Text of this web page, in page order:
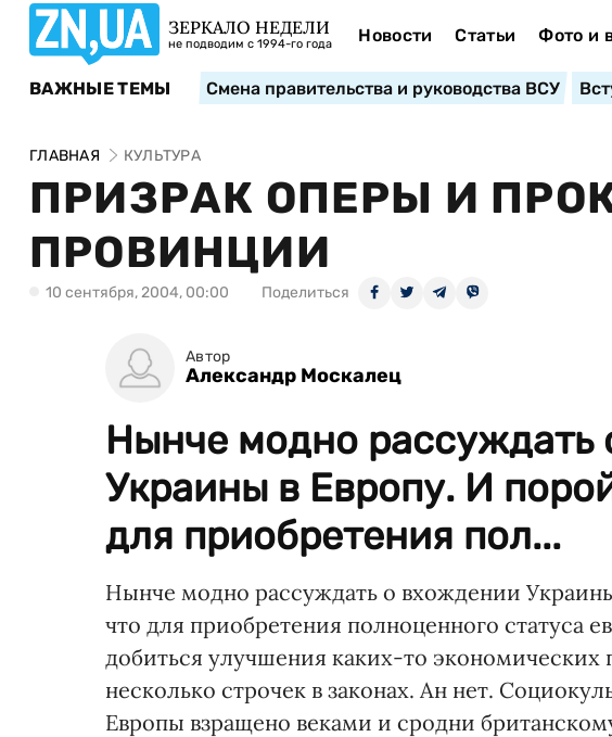
ЗЕРКАЛО НЕДЕЛИ
не подводим с 1994-го года Новости Статьи Фото и
ВАЖНЫЕ ТЕМЫ Смена правительства и руководства ВСУ
ГЛАВНАЯ КУЛЬТУРА
ПРИЗРАК ОПЕРЫ И
ПРОВИНЦИИ
10 сентября, 2004, 00:00 Поделиться
Автор
Александр Москалец
Нынче модно рассуждать
Украины в Европу. И
для приобретения пол...
Нынче модно рассуждать о вхождении
что для приобретения полноценного статуса
добиться улучшения каких-то экономических
несколько строчек в законах. Ан нет.
Европы взращено веками и сродни